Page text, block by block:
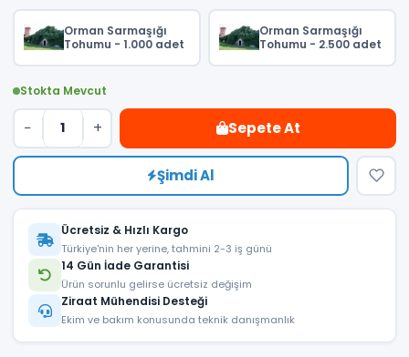
Orman Sarmaşığı
Tohumu - 1.000 adet
Orman Sarmaşığı
Tohumu - 2.500 adet
Stokta Mevcut
− + Sepete At
Şimdi Al
Ücretsiz & Hızlı Kargo
Türkiye'nin her yerine, tahmini 2-3 iş günü
14 Gün İade Garantisi
Ürün sorunlu gelirse ücretsiz değişim
Ziraat Mühendisi Desteği
Ekim ve bakım konusunda teknik danışmanlık